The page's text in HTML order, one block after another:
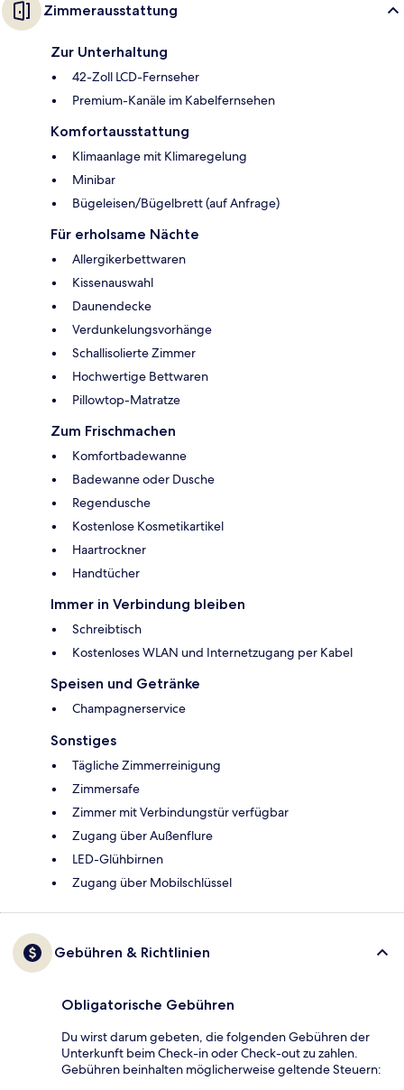
Zimmerausstattung
Zur Unterhaltung
42-Zoll LCD-Fernseher
Premium-Kanäle im Kabelfernsehen
Komfortausstattung
Klimaanlage mit Klimaregelung
Minibar
Bügeleisen/Bügelbrett (auf Anfrage)
Für erholsame Nächte
Allergikerbettwaren
Kissenauswahl
Daunendecke
Verdunkelungsvorhänge
Schallisolierte Zimmer
Hochwertige Bettwaren
Pillowtop-Matratze
Zum Frischmachen
Komfortbadewanne
Badewanne oder Dusche
Regendusche
Kostenlose Kosmetikartikel
Haartrockner
Handtücher
Immer in Verbindung bleiben
Schreibtisch
Kostenloses WLAN und Internetzugang per Kabel
Speisen und Getränke
Champagnerservice
Sonstiges
Tägliche Zimmerreinigung
Zimmersafe
Zimmer mit Verbindungstür verfügbar
Zugang über Außenflure
LED-Glühbirnen
Zugang über Mobilschlüssel
Gebühren & Richtlinien
Obligatorische Gebühren
Du wirst darum gebeten, die folgenden Gebühren der
Unterkunft beim Check-in oder Check-out zu zahlen.
Gebühren beinhalten möglicherweise geltende Steuern: